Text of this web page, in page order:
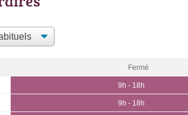
Fermé
9h - 18h
9h - 18h